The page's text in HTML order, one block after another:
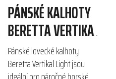
PÁNSKÉ KALHOTY
BERETTA VERTIKAL
LIGHT
Pánské lovecké kalhoty
Beretta Vertikal Light jsou